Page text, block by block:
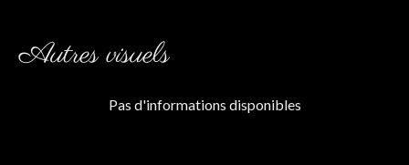
Autres visuels
Pas d'informations disponibles